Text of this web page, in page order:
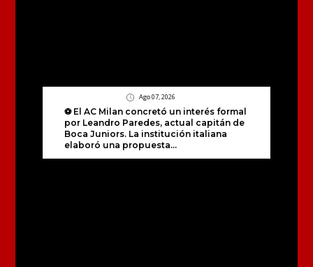
Ago 07, 2026
⚽ El AC Milan concretó un interés formal
por Leandro Paredes, actual capitán de
Boca Juniors. La institución italiana
elaboró una propuesta...